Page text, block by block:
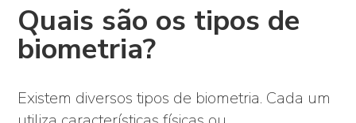
Quais são os tipos de
biometria?
Existem diversos tipos de biometria. Cada um